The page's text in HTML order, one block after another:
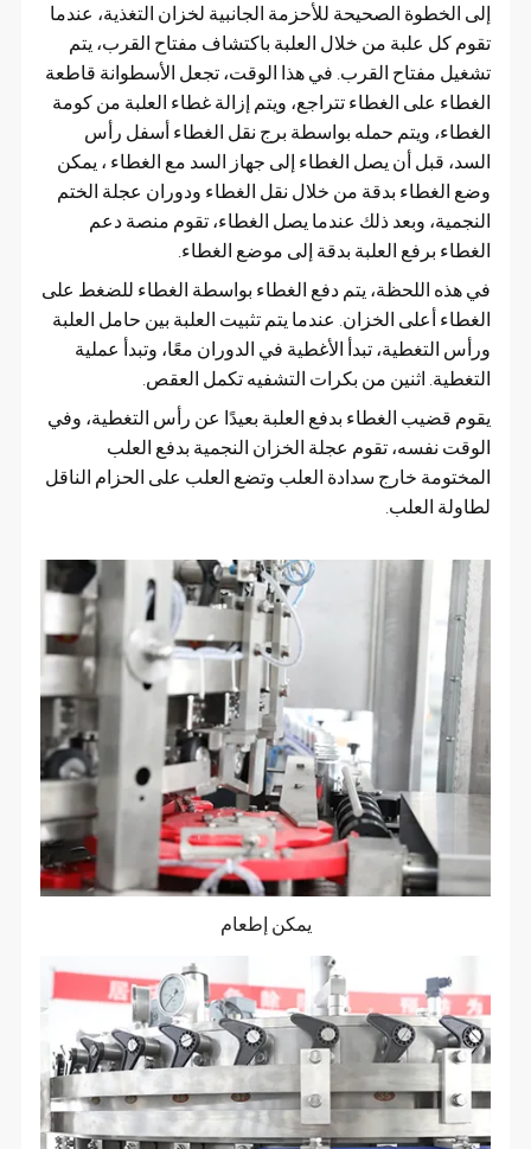
إلى الخطوة الصحيحة للأحزمة الجانبية لخزان التغذية، عندما
تقوم كل علبة من خلال العلبة باكتشاف مفتاح القرب، يتم
تشغيل مفتاح القرب. في هذا الوقت، تجعل الأسطوانة قاطعة
الغطاء على الغطاء تتراجع، ويتم إزالة غطاء العلبة من كومة
الغطاء، ويتم حمله بواسطة برج نقل الغطاء أسفل رأس
السد، قبل أن يصل الغطاء إلى جهاز السد مع الغطاء ، يمكن
وضع الغطاء بدقة من خلال نقل الغطاء ودوران عجلة الختم
النجمية، وبعد ذلك عندما يصل الغطاء، تقوم منصة دعم
الغطاء برفع العلبة بدقة إلى موضع الغطاء.
في هذه اللحظة، يتم دفع الغطاء بواسطة الغطاء للضغط على
الغطاء أعلى الخزان. عندما يتم تثبيت العلبة بين حامل العلبة
ورأس التغطية، تبدأ الأغطية في الدوران معًا، وتبدأ عملية
التغطية. اثنين من بكرات التشفيه تكمل العقص.
يقوم قضيب الغطاء بدفع العلبة بعيدًا عن رأس التغطية، وفي
الوقت نفسه، تقوم عجلة الخزان النجمية بدفع العلب
المختومة خارج سدادة العلب وتضع العلب على الحزام الناقل
لطاولة العلب.
يمكن إطعام